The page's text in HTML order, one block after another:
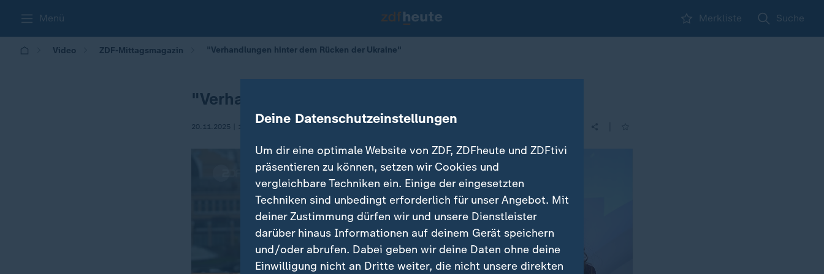
Menü Merkliste Suche
Video ZDF-Mittagsmagazin "Verhandlungen hinter dem Rücken der Ukraine"
"Verhandlungen hinter dem Rücken der Ukraine"
20.11.2025 | 12:10 Deine Datenschutzeinstellungen
Um dir eine optimale Website von ZDF, ZDFheute und ZDFtivi
präsentieren zu können, setzen wir Cookies und
vergleichbare Techniken ein. Einige der eingesetzten
Techniken sind unbedingt erforderlich für unser Angebot. Mit
deiner Zustimmung dürfen wir und unsere Dienstleister
darüber hinaus Informationen auf deinem Gerät speichern
und/oder abrufen. Dabei geben wir deine Daten ohne deine
Einwilligung nicht an Dritte weiter, die nicht unsere direkten